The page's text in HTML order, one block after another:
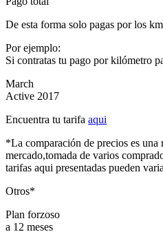
De esta forma solo pagas por los
Por ejemplo:
Si contratas tu pago por kilómetro
March
Active 2017
Encuentra tu tarifa aqui
*La comparación de precios es una
mercado,tomada de varios
tarifas aqui presentadas pueden
Otros*
Plan forzoso
a 12 meses